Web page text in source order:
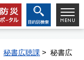
秘書広聴課 > 秘書広